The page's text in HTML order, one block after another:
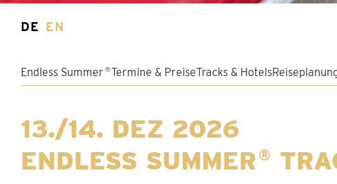
DE EN
Endless Summer ®Termine & PreiseTracks & Hotels
13./14. DEZ 2026
ENDLESS SUMMER®